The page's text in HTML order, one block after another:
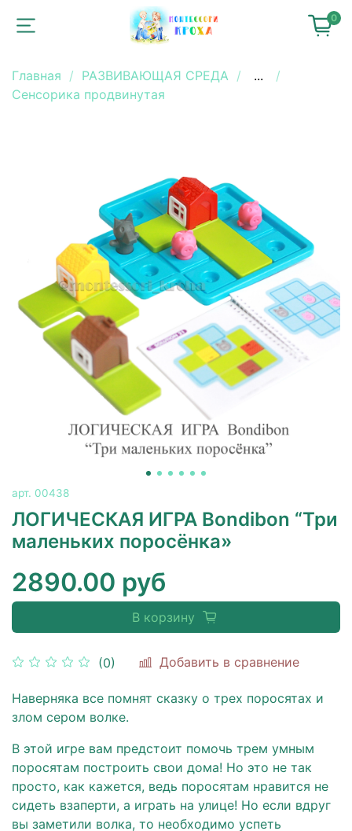
0
Главная РАЗВИВАЮЩАЯ СРЕДА
...
Сенсорика продвинутая
арт. 00438
ЛОГИЧЕСКАЯ ИГРА Bondibon “Три
маленьких поросёнка»
(0) Добавить в сравнение
2890.00 руб
В корзину
Наверняка все помнят сказку о трех поросятах и
злом сером волке.
В этой игре вам предстоит помочь трем умным
поросятам построить свои дома! Но это не так
просто, как кажется, ведь поросятам нравится не
сидеть взаперти, а играть на улице! Но если вдруг
вы заметили волка, то необходимо успеть